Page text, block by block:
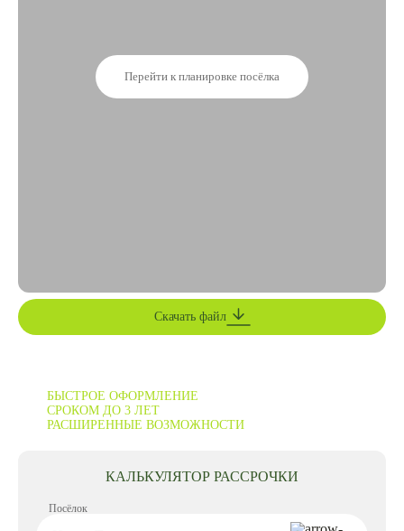
Перейти к планировке посёлка
Скачать файл
БЫСТРОЕ ОФОРМЛЕНИЕ
СРОКОМ ДО 3 ЛЕТ
РАСШИРЕННЫЕ ВОЗМОЖНОСТИ
КАЛЬКУЛЯТОР РАССРОЧКИ
Посёлок